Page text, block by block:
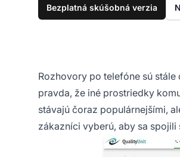
Bezplatná skúšobná verzia
Rozhovory po telefóne sú
pravda, že iné prostriedky
stávajú čoraz populárnejšími,
zákazníci vyberú, aby sa